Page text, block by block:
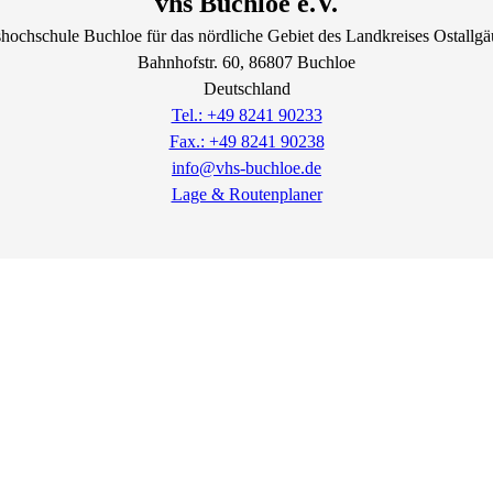
Buchloe für das nördliche Gebiet des Landkreises
Bahnhofstr. 60, 86807 Buchloe
Deutschland
Tel.: +49 8241 90233
Fax.: +49 8241 90238
info@vhs-buchloe.de
Lage & Routenplaner